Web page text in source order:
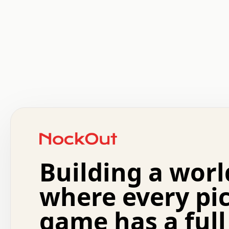
.   +   .   .   o   .   .   .   .   .   .   :   .
.   .   .   o   .   .   .   .   .   .   .   .   x   .
.   .   .   .   +   .   .   .   .   .   .   .   +
.   :   .   .   .   .   .   .   .   .   o   .   .
.   .   .   x   .   .   .   .   .   .   :   .   .   o
.   .   .   .   :   .   .   .   .   o   .   .   .
+   .   .   :   .   .   .   .   .   .   .   .   .
.   .   .   .   .   .   .   :   .   .   .   .   .
Building a
where every
game has a full